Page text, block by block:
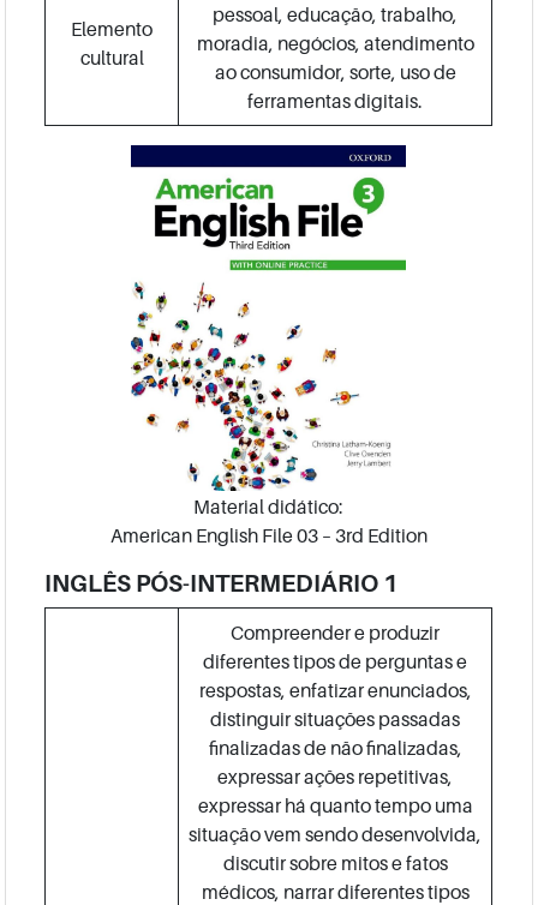
Elemento
cultural
pessoal, educação, trabalho,
moradia, negócios, atendimento
ao consumidor, sorte, uso de
ferramentas digitais.
Material didático:
American English File 03 – 3rd Edition
INGLÊS PÓS-INTERMEDIÁRIO 1
Compreender e produzir
diferentes tipos de perguntas e
respostas, enfatizar enunciados,
distinguir situações passadas
finalizadas de não finalizadas,
expressar ações repetitivas,
expressar há quanto tempo uma
situação vem sendo desenvolvida,
discutir sobre mitos e fatos
médicos, narrar diferentes tipos